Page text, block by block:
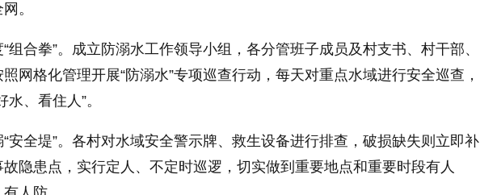
。
组合拳”。成立防溺水工作领导小组，各分管班子成员及村支书、村干部、
网格化管理开展“防溺水”专项巡查行动，每天对重点水域进行安全巡查，
水、看住人”。
安全堤”。各村对水域安全警示牌、救生设备进行排查，破损缺失则立即补
隐患点，实行定人、不定时巡逻，切实做到重要地点和重要时段有人